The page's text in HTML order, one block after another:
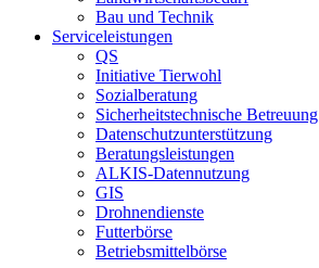
Bau und Technik
Service­­leistungen
QS
Initiative Tierwohl
Sozialberatung
Sicherheitstechnische Betreuung
Datenschutzunterstützung
Beratungsleistungen
ALKIS-Datennutzung
GIS
Drohnendienste
Futterbörse
Betriebsmittelbörse